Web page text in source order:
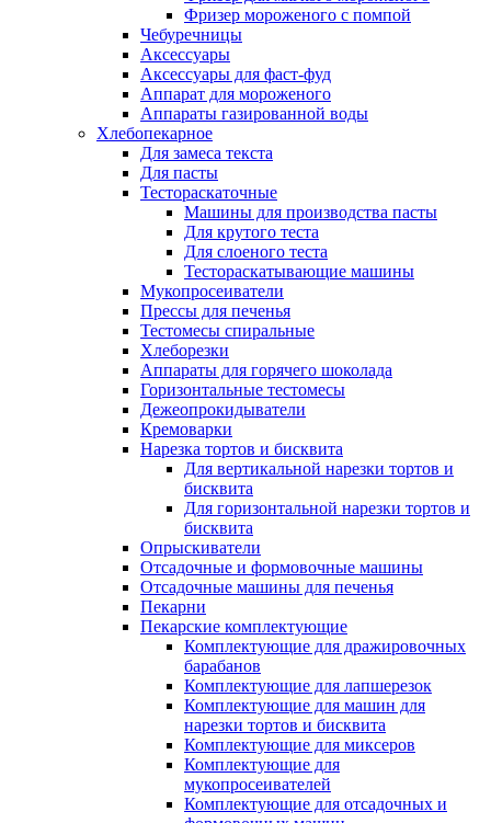
Фризер мороженого с помпой
Чебуречницы
Аксессуары
Аксессуары для фаст-фуд
Аппарат для мороженого
Аппараты газированной воды
Хлебопекарное
Для замеса текста
Для пасты
Тестораскаточные
Машины для производства пасты
Для крутого теста
Для слоеного теста
Тестораскатывающие машины
Мукопросеиватели
Прессы для печенья
Тестомесы спиральные
Хлеборезки
Аппараты для горячего шоколада
Горизонтальные тестомесы
Дежеопрокидыватели
Кремоварки
Нарезка тортов и бисквита
Для вертикальной нарезки тортов и
бисквита
Для горизонтальной нарезки тортов и
бисквита
Опрыскиватели
Отсадочные и формовочные машины
Отсадочные машины для печенья
Пекарни
Пекарские комплектующие
Комплектующие для дражировочных
барабанов
Комплектующие для лапшерезок
Комплектующие для машин для
нарезки тортов и бисквита
Комплектующие для миксеров
Комплектующие для
мукопросеивателей
Комплектующие для отсадочных и